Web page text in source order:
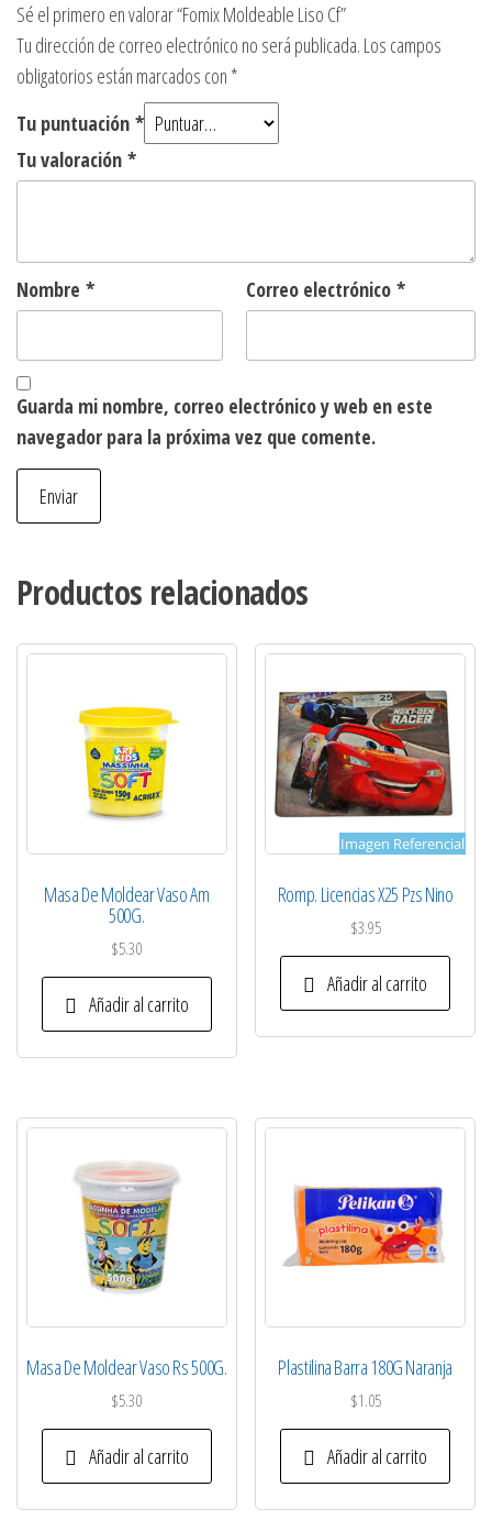
Sé el primero en valorar “Fomix Moldeable Liso Cf”
Tu dirección de correo electrónico no será publicada. Los campos
obligatorios están marcados con *
Tu puntuación *
Tu valoración *
Nombre * Correo electrónico *
Guarda mi nombre, correo electrónico y web en este
navegador para la próxima vez que comente.
Productos relacionados
Masa De Moldear Vaso Am
500G.
$5.30
Añadir al carrito
Imagen Referencial
Romp. Licencias X25 Pzs Nino
$3.95
Añadir al carrito
Masa De Moldear Vaso Rs 500G.
$5.30
Añadir al carrito
Plastilina Barra 180G Naranja
$1.05
Añadir al carrito